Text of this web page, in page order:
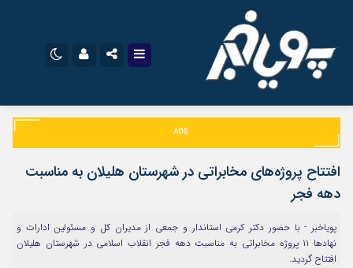
اینستاگرام
تلگرام
سروش
ایتا
آپارات
اپلیکیشن
نام کاربری یا نشانی ایمیل
مرا به خاطر بسپار
افتتاح پروژه‌های مخابراتی در شهرستان هلیلان به مناسبت
دهه فجر
پویاخبر - با حضور دکتر کرمی استاندار و جمعی از مدیران کل و مسئولین ادارات و
نهادها ۱۱ پروژه مخابراتی به مناسبت دهه فجر انقلاب اسلامی در شهرستان هلیلان
افتتاح گردید.